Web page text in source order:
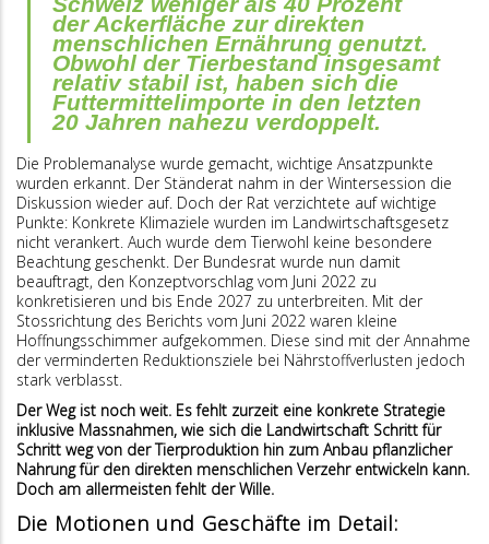
der Ackerfläche zur direkten
menschlichen Ernährung genutzt.
Obwohl der Tierbestand insgesamt
relativ stabil ist, haben sich die
Futtermittelimporte in den letzten
20 Jahren nahezu verdoppelt.
Die Problemanalyse wurde gemacht, wichtige Ansatzpunkte
wurden erkannt. Der Ständerat nahm in der Wintersession die
Diskussion wieder auf. Doch der Rat verzichtete auf wichtige
Punkte: Konkrete Klimaziele wurden im Landwirtschaftsgesetz
nicht verankert. Auch wurde dem Tierwohl keine besondere
Beachtung geschenkt. Der Bundesrat wurde nun damit
beauftragt, den Konzeptvorschlag vom Juni 2022 zu
konkretisieren und bis Ende 2027 zu unterbreiten. Mit der
Stossrichtung des Berichts vom Juni 2022 waren kleine
Hoffnungsschimmer aufgekommen. Diese sind mit der Annahme
der verminderten Reduktionsziele bei Nährstoffverlusten jedoch
stark verblasst.
Der Weg ist noch weit. Es fehlt zurzeit eine konkrete Strategie
inklusive Massnahmen, wie sich die Landwirtschaft Schritt für
Schritt weg von der Tierproduktion hin zum Anbau pflanzlicher
Nahrung für den direkten menschlichen Verzehr entwickeln kann.
Doch am allermeisten fehlt der Wille.
Die Motionen und Geschäfte im Detail: